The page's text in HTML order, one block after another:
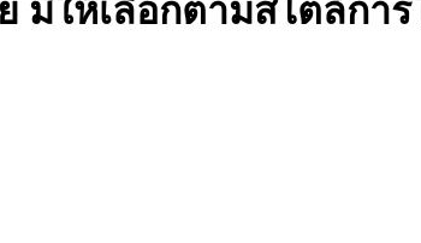
ให้เลือกตามสไตล์กา